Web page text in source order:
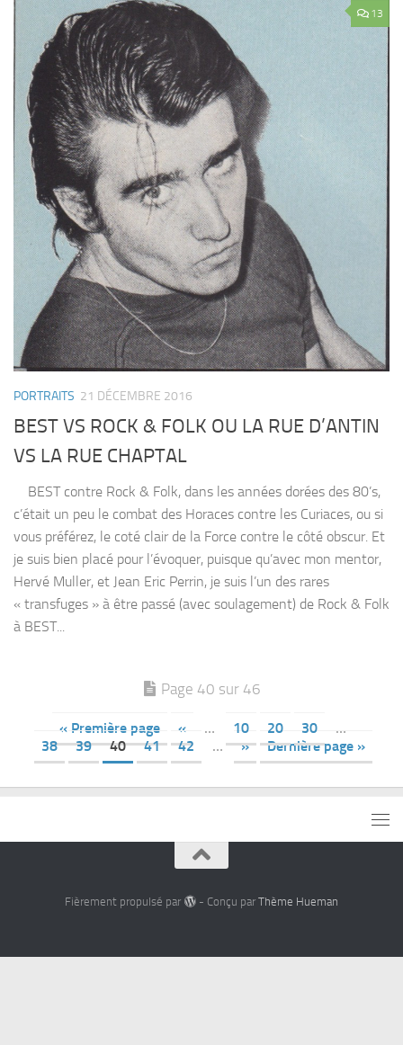
13
PORTRAITS 21 DÉCEMBRE 2016
BEST VS ROCK & FOLK OU LA RUE D’ANTIN
VS LA RUE CHAPTAL
BEST contre Rock & Folk, dans les années dorées des 80’s,
c’était un peu le combat des Horaces contre les Curiaces, ou si
vous préférez, le coté clair de la Force contre le côté obscur. Et
je suis bien placé pour l’évoquer, puisque qu’avec mon mentor,
Hervé Muller, et Jean Eric Perrin, je suis l’un des rares
« transfuges » à être passé (avec soulagement) de Rock & Folk
à BEST...
Page 40 sur 46
« Première page « … 10 20 30
…
38
39 40 41 42 … » Dernière page »
Fièrement propulsé par - Conçu par Thème Hueman